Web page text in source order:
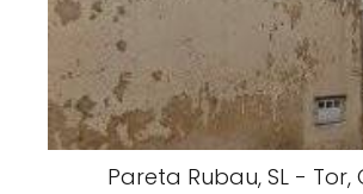
Pareta Rubau, SL - Tor,